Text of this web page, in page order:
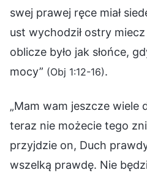
swej prawej ręce miał
ust wychodził ostry
oblicze było jak słońce,
mocy” (Obj 1:12-16).
„Mam wam jeszcze wiele
teraz nie możecie tego
przyjdzie on, Duch
wszelką prawdę. Nie